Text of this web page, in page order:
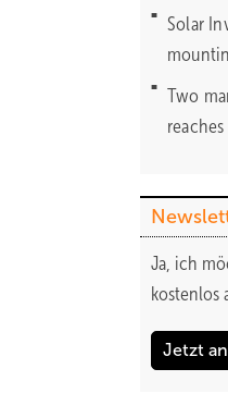
Solar
Two
Ja, ich
kostenlos
Jetzt